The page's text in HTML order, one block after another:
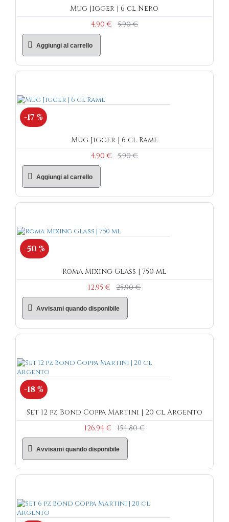
Mug Jigger | 6 cl Nero
4,90 €
5,90 €
Aggiungi al carrello
-17 %
Mug Jigger | 6 cl Rame
4,90 €
5,90 €
Aggiungi al carrello
-50 %
Roma Mixing Glass | 750 ml
12,95 €
25,90 €
Avvisami quando disponibile
-18 %
Set 12 pz Bond Coppa Martini | 20 cl Argento
126,94 €
154,80 €
Avvisami quando disponibile